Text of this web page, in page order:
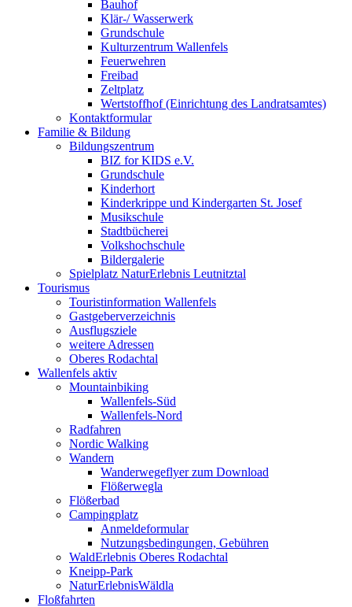
Bauhof
Klär-/ Wasserwerk
Grundschule
Kulturzentrum Wallenfels
Feuerwehren
Freibad
Zeltplatz
Wertstoffhof (Einrichtung des Landratsamtes)
Kontaktformular
Familie & Bildung
Bildungszentrum
BIZ for KIDS e.V.
Grundschule
Kinderhort
Kinderkrippe und Kindergarten St. Josef
Musikschule
Stadtbücherei
Volkshochschule
Bildergalerie
Spielplatz NaturErlebnis Leutnitztal
Tourismus
Touristinformation Wallenfels
Gastgeberverzeichnis
Ausflugsziele
weitere Adressen
Oberes Rodachtal
Wallenfels aktiv
Mountainbiking
Wallenfels-Süd
Wallenfels-Nord
Radfahren
Nordic Walking
Wandern
Wanderwegeflyer zum Download
Flößerwegla
Flößerbad
Campingplatz
Anmeldeformular
Nutzungsbedingungen, Gebühren
WaldErlebnis Oberes Rodachtal
Kneipp-Park
NaturErlebnisWäldla
Floßfahrten